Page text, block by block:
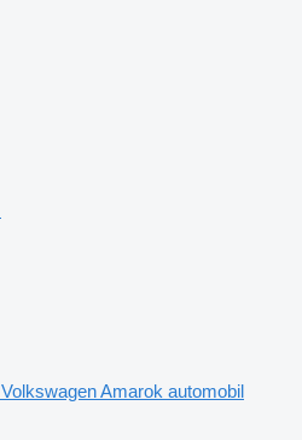
Volkswagen Amarok automobil